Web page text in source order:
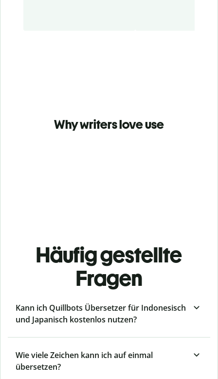
Why writers love use
Häufig gestellte
Fragen
Kann ich Quillbots Übersetzer für Indonesisch
und Japanisch kostenlos nutzen?
Wie viele Zeichen kann ich auf einmal
übersetzen?